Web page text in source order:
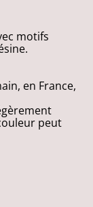
motifs
en France,
peut